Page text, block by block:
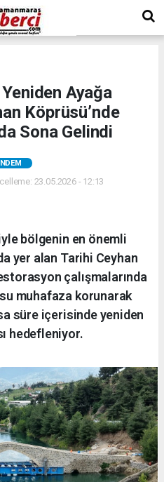
Ayağa
Köprüsü’nde
Sona Gelindi
23.05.2026 - 12:13
bölgenin en önemli
yer alan Tarihi Ceyhan
çalışmalarında
muhafaza korunarak
süre içerisinde yeniden
hedefleniyor.